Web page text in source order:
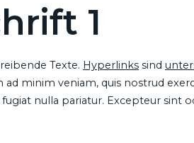
1
Texte. Hyperlinks sind
minim veniam, quis nostrud
nulla pariatur. Excepteur